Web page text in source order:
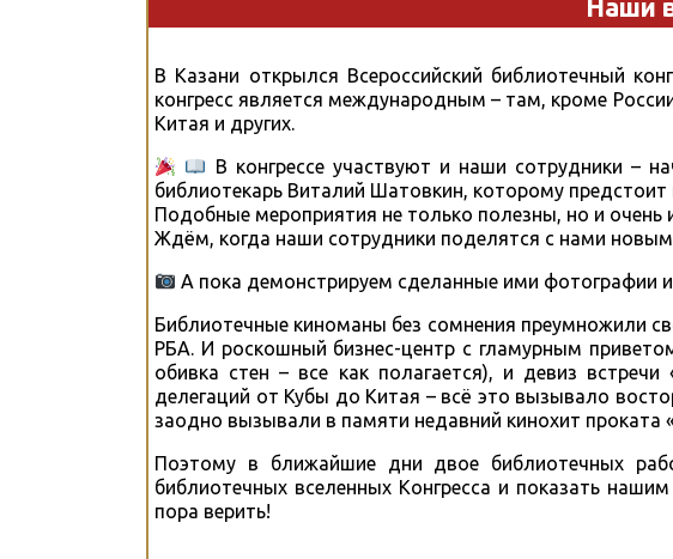
Наши
В Казани открылся Всероссийский библиотечный
конгресс является международным – там, кроме
Китая и других.
В конгрессе участвуют и наши сотрудники –
библиотекарь Виталий Шатовкин, которому
Подобные мероприятия не только полезны, но и очень
Ждём, когда наши сотрудники поделятся с нами
А пока демонстрируем сделанные ими фотографии
Библиотечные киноманы без сомнения преумножили
РБА. И роскошный бизнес-центр с гламурным
обивка стен – все как полагается), и девиз
делегаций от Кубы до Китая – всё это вызывало
заодно вызывали в памяти недавний кинохит проката
Поэтому в ближайшие дни двое библиотечных
библиотечных вселенных Конгресса и показать
пора верить!